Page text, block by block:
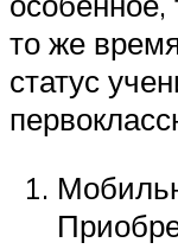
то же
статус